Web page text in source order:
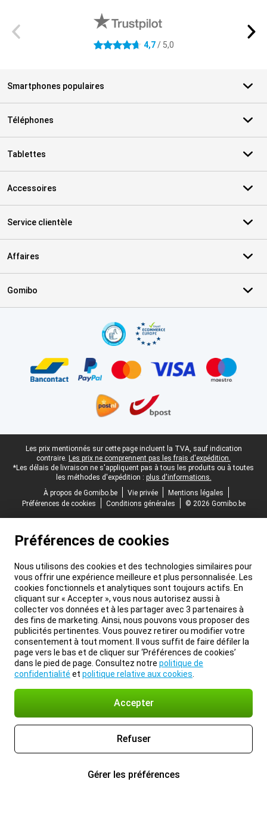
4.7 étoiles 4,7/ 5,0
Smartphones populaires
Téléphones
Tablettes
Accessoires
Service clientèle
Affaires
Gomibo
Pied-de-page légal
Les prix mentionnés sur cette page incluent la TVA, sauf indication
contraire. Les prix ne comprennent pas les frais d'expédition.
*Les délais de livraison ne s'appliquent pas à tous les produits ou à toutes
les méthodes d'expédition : plus d'informations.
À propos de Gomibo.be
Vie privée
Mentions légales
Préférences de cookies
Conditions générales © 2026 Gomibo.be
Préférences de cookies
Nous utilisons des cookies et des technologies similaires pour
vous offrir une expérience meilleure et plus personnalisée. Les
cookies fonctionnels et analytiques sont toujours actifs. En
cliquant sur « Accepter », vous nous autorisez aussi à
collecter vos données et à les partager avec 3 partenaires à
des fins de marketing. Ainsi, nous pouvons vous proposer des
publicités pertinentes. Vous pouvez retirer ou modifier votre
consentement à tout moment. Il vous suffit de faire défiler la
page vers le bas et de cliquer sur ‘Préférences de cookies’
dans le pied de page. Consultez notre politique de
confidentialité et politique relative aux cookies
Accepter
Refuser
Gérer les préférences